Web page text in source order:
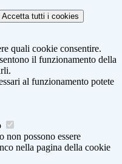
Accetta tutti i cookies
quali cookie consentire.
il funzionamento della
al funzionamento potete
non possono essere
nella pagina della cookie